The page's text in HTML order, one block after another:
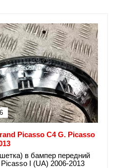
Picasso C4 G. Picasso
в бампер передний
I (UA) 2006-2013